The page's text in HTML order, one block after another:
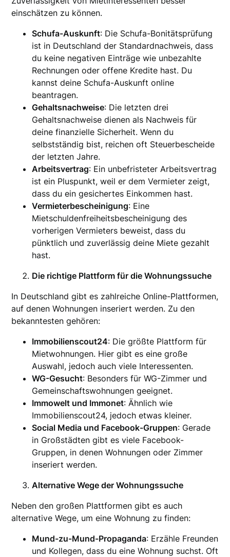
einschätzen zu können.
Schufa-Auskunft: Die Schufa-Bonitätsprüfung
ist in Deutschland der Standardnachweis, dass
du keine negativen Einträge wie unbezahlte
Rechnungen oder offene Kredite hast. Du
kannst deine Schufa-Auskunft online
beantragen.
Gehaltsnachweise: Die letzten drei
Gehaltsnachweise dienen als Nachweis für
deine finanzielle Sicherheit. Wenn du
selbstständig bist, reichen oft Steuerbescheide
der letzten Jahre.
Arbeitsvertrag: Ein unbefristeter Arbeitsvertrag
ist ein Pluspunkt, weil er dem Vermieter zeigt,
dass du ein gesichertes Einkommen hast.
Vermieterbescheinigung: Eine
Mietschuldenfreiheitsbescheinigung des
vorherigen Vermieters beweist, dass du
pünktlich und zuverlässig deine Miete gezahlt
hast.
Die richtige Plattform für die Wohnungssuche
In Deutschland gibt es zahlreiche Online-Plattformen,
auf denen Wohnungen inseriert werden. Zu den
bekanntesten gehören:
Immobilienscout24: Die größte Plattform für
Mietwohnungen. Hier gibt es eine große
Auswahl, jedoch auch viele Interessenten.
WG-Gesucht: Besonders für WG-Zimmer und
Gemeinschaftswohnungen geeignet.
Immowelt und Immonet: Ähnlich wie
Immobilienscout24, jedoch etwas kleiner.
Social Media und Facebook-Gruppen: Gerade
in Großstädten gibt es viele Facebook-
Gruppen, in denen Wohnungen oder Zimmer
inseriert werden.
Alternative Wege der Wohnungssuche
Neben den großen Plattformen gibt es auch
alternative Wege, um eine Wohnung zu finden:
Mund-zu-Mund-Propaganda: Erzähle Freunden
und Kollegen, dass du eine Wohnung suchst. Oft